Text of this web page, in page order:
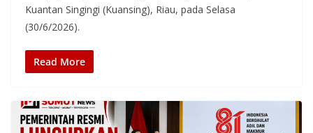
Kuantan Singingi (Kuansing), Riau, pada Selasa
(30/6/2026).
Read More